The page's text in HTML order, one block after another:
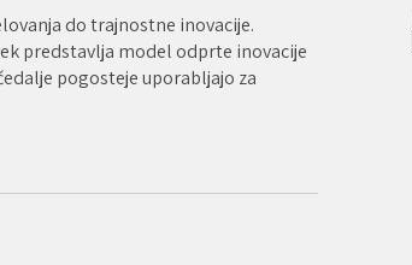
do trajnostne inovacije.
predstavlja model odprte inovacije
pogosteje uporabljajo za